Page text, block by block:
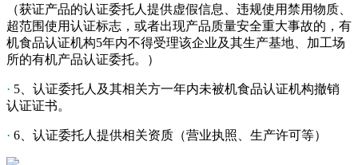
（获证产品的认证委托人提供虚假信息、违规使用禁用物质、
超范围使用认证标志，或者出现产品质量安全重大事故的，有
机食品认证机构5年内不得受理该企业及其生产基地、加工场
所的有机产品认证委托。）
· 5、认证委托人及其相关方一年内未被机食品认证机构撤销
认证证书。
· 6、认证委托人提供相关资质（营业执照、生产许可等）